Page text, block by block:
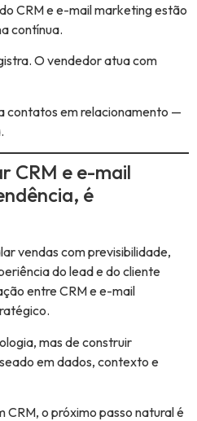
CRM e e-mail marketing estão
contínua.
O vendedor atua com
contatos em relacionamento —
CRM e e-mail
é
vendas com previsibilidade,
do lead e do cliente
entre CRM e e-mail
mas de construir
em dados, contexto e
CRM, o próximo passo natural é